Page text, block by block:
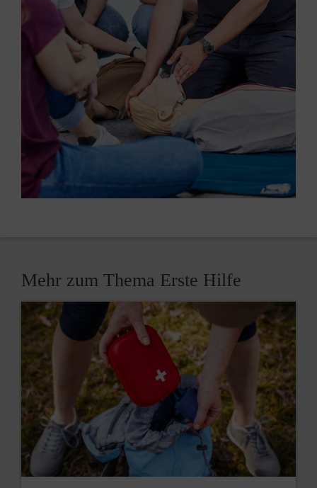
Mehr zum Thema Erste Hilfe